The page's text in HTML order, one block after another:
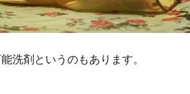
洗剤というのもあります。